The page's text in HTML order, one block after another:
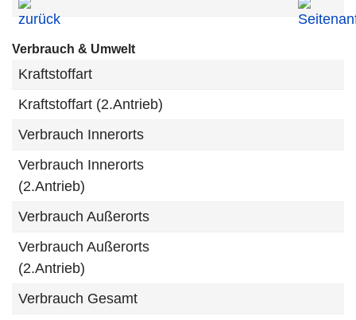
Verbrauch & Umwelt
Kraftstoffart
Kraftstoffart (2.Antrieb)
Verbrauch Innerorts
Verbrauch Innerorts
(2.Antrieb)
Verbrauch Außerorts
Verbrauch Außerorts
(2.Antrieb)
Verbrauch Gesamt